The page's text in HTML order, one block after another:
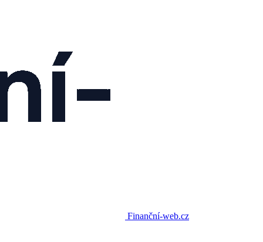
Finanční-web.cz